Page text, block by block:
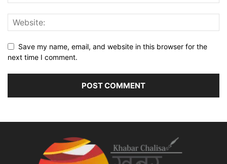
Save my name, email, and website in this browser for the
next time I comment.